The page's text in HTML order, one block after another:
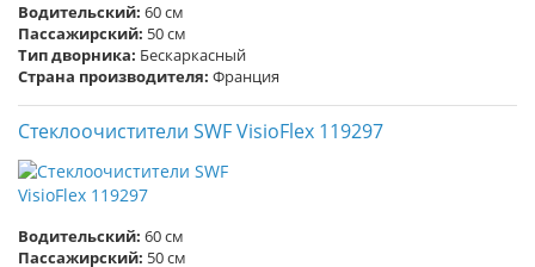
Водительский: 60 см
Пассажирский: 50 см
Тип дворника: Бескаркасный
Страна производителя: Франция
Стеклоочистители SWF VisioFlex 119297
Водительский: 60 см
Пассажирский: 50 см